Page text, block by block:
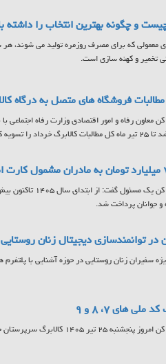
و چگونه بهترین انتخاب را داشته
معمولی که برای مصرف روزمره تولید می شوند،
تخمیر و کهنه سازی است.
فروشگاه های متصل به درگاه
معاون رفاه و امور اقتصادی وزارت رفاه اجتماعی
را تسویه کند.
و جوانان پرداخت شد.
توانمندسازی دیجیتال زنان
سفیران زنان روستایی در حوزه آشنایی با
ملی های ۷، ۸ و ۹